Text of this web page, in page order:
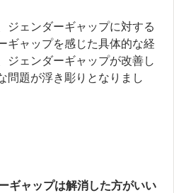
ジェンダーギャップに対する
ギャップを感じた具体的な経
ジェンダーギャップが改善し
問題が浮き彫りとなりまし
ギャップは解消した方がいい